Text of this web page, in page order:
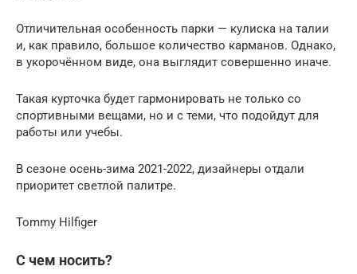
Отличительная особенность парки — кулиска на талии
и, как правило, большое количество карманов. Однако,
в укорочённом виде, она выглядит совершенно иначе.
Такая курточка будет гармонировать не только со
спортивными вещами, но и с теми, что подойдут для
работы или учебы.
В сезоне осень-зима 2021-2022, дизайнеры отдали
приоритет светлой палитре.
Tommy Hilfiger
С чем носить?